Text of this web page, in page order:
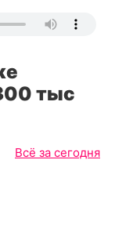
тыс
Всё за сегодня